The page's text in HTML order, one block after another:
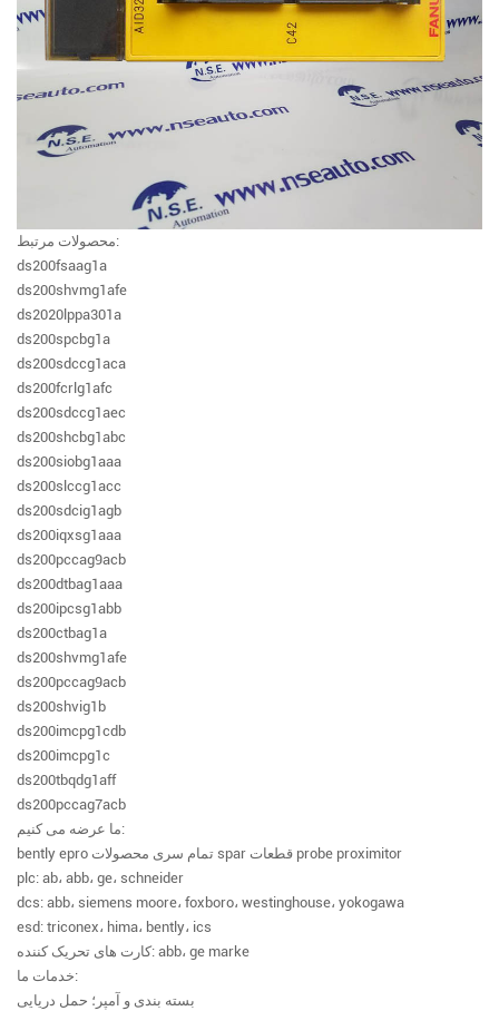
محصولات مرتبط:
ds200fsaag1a
ds200shvmg1afe
ds2020lppa301a
ds200spcbg1a
ds200sdccg1aca
ds200fcrlg1afc
ds200sdccg1aec
ds200shcbg1abc
ds200siobg1aaa
ds200slccg1acc
ds200sdcig1agb
ds200iqxsg1aaa
ds200pccag9acb
ds200dtbag1aaa
ds200ipcsg1abb
ds200ctbag1a
ds200shvmg1afe
ds200pccag9acb
ds200shvig1b
ds200imcpg1cdb
ds200imcpg1c
ds200tbqdg1aff
ds200pccag7acb
ما عرضه می کنیم:
bently epro تمام سری محصولات spar قطعات probe proximitor
plc: ab، abb، ge، schneider
dcs: abb، siemens moore، foxboro، westinghouse، yokogawa
esd: triconex، hima، bently، ics
کارت های تحریک کننده: abb، ge marke
خدمات ما:
بسته بندی و آمپر؛ حمل دریایی